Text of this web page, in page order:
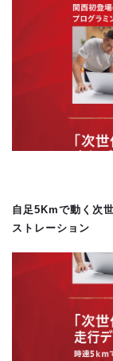
自足5Kmで動く次
ストレーション